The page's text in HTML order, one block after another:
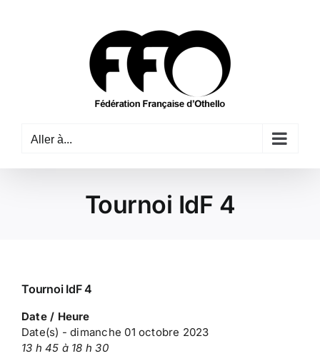
Aller à...
Tournoi IdF 4
Tournoi IdF 4
Date / Heure
Date(s) - dimanche 01 octobre 2023
13 h 45 à 18 h 30